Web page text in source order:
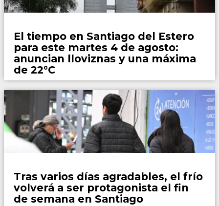
El tiempo en Santiago del Estero
para este martes 4 de agosto:
anuncian lloviznas y una máxima
de 22°C
Tras varios días agradables, el frío
volverá a ser protagonista el fin
de semana en Santiago